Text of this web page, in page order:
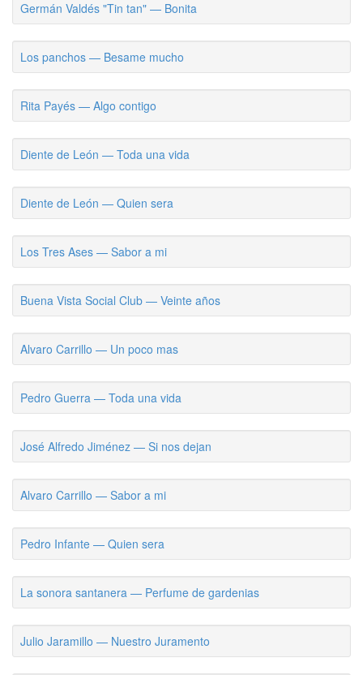
Germán Valdés "Tin tan" — Bonita
Los panchos — Besame mucho
Rita Payés — Algo contigo
Diente de León — Toda una vida
Diente de León — Quien sera
Los Tres Ases — Sabor a mi
Buena Vista Social Club — Veinte años
Alvaro Carrillo — Un poco mas
Pedro Guerra — Toda una vida
José Alfredo Jiménez — Si nos dejan
Alvaro Carrillo — Sabor a mi
Pedro Infante — Quien sera
La sonora santanera — Perfume de gardenias
Julio Jaramillo — Nuestro Juramento